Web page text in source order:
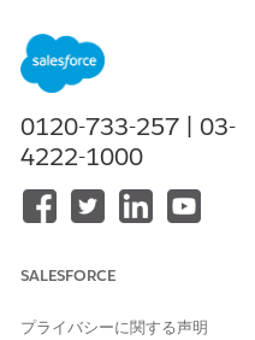
使用可能なエディション:
ログが付属する
びDeveloper
Salesforce インスタンスで
0120-733-257 | 03-
4222-1000
SALESFORCE
プライバシーに関する声明